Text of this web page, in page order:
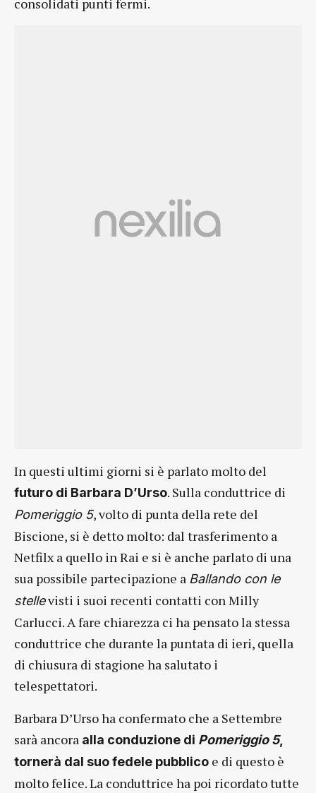
In questi ultimi giorni si è parlato molto del
futuro di Barbara D’Urso. Sulla conduttrice di
Pomeriggio 5, volto di punta della rete del
Biscione, si è detto molto: dal trasferimento a
Netfilx a quello in Rai e si è anche parlato di una
sua possibile partecipazione a Ballando con le
stellevisti i suoi recenti contatti con Milly
Carlucci. A fare chiarezza ci ha pensato la stessa
conduttrice che durante la puntata di ieri, quella
di chiusura di stagione ha salutato i
telespettatori.
Barbara D’Urso ha confermato che a Settembre
sarà ancora alla conduzione di Pomeriggio 5,
tornerà dal suo fedele pubblico e di questo è
molto felice. La conduttrice ha poi ricordato tutte